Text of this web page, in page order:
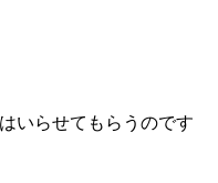
いらせてもらうのです